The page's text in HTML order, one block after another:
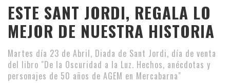
ESTE SANT JORDI, REGALA LO
MEJOR DE NUESTRA HISTORIA
Martes día 23 de Abril, Diada de Sant Jordi, día de venta
del libro "De la Oscuridad a la Luz. Hechos, anécdotas y
personajes de 50 años de AGEM en Mercabarna"